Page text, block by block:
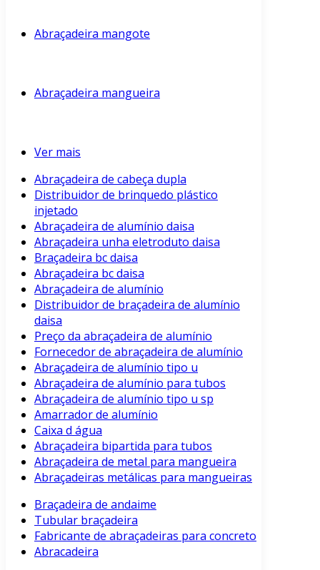
Abraçadeira mangote
Abraçadeira mangueira
Ver mais
Abraçadeira de cabeça dupla
Distribuidor de brinquedo plástico
injetado
Abraçadeira de alumínio daisa
Abraçadeira unha eletroduto daisa
Braçadeira bc daisa
Abraçadeira bc daisa
Abraçadeira de alumínio
Distribuidor de braçadeira de alumínio
daisa
Preço da abraçadeira de alumínio
Fornecedor de abraçadeira de alumínio
Abraçadeira de alumínio tipo u
Abraçadeira de alumínio para tubos
Abraçadeira de alumínio tipo u sp
Amarrador de alumínio
Caixa d água
Abraçadeira bipartida para tubos
Abraçadeira de metal para mangueira
Abraçadeiras metálicas para mangueiras
Braçadeira de andaime
Tubular braçadeira
Fabricante de abraçadeiras para concreto
Abracadeira